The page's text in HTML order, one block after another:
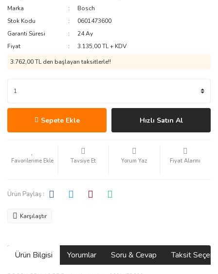
Marka
Bosch
Stok Kodu
0601473600
Garanti Süresi
24 Ay
Fiyat
3.135,00 TL + KDV
3.762,00 TL den başlayan taksitlerle!!
Sepete Ekle Hızlı Satın Al
Tavsiye Et Yorum Yaz Fiyat Alarmı
Ürün Paylaş :
Karşılaştır
Ürün Bilgisi Yorumlar Soru & Cevap Taksit